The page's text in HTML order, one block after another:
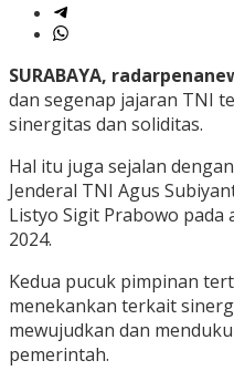
SURABAYA,
dan segenap jajaran TNI
sinergitas dan soliditas.
Hal itu juga sejalan
Jenderal TNI Agus
Listyo Sigit Prabowo pada
2024.
Kedua pucuk pimpinan
menekankan terkait
mewujudkan dan
pemerintah.